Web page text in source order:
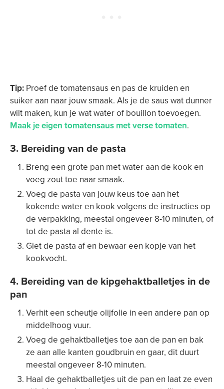
Tip: Proef de tomatensaus en pas de kruiden en
suiker aan naar jouw smaak. Als je de saus wat dunner
wilt maken, kun je wat water of bouillon toevoegen.
Maak je eigen tomatensaus met verse tomaten.
3. Bereiding van de pasta
Breng een grote pan met water aan de kook en
voeg zout toe naar smaak.
Voeg de pasta van jouw keus toe aan het
kokende water en kook volgens de instructies op
de verpakking, meestal ongeveer 8-10 minuten, of
tot de pasta al dente is.
Giet de pasta af en bewaar een kopje van het
kookvocht.
4. Bereiding van de kipgehaktballetjes in de
pan
Verhit een scheutje olijfolie in een andere pan op
middelhoog vuur.
Voeg de gehaktballetjes toe aan de pan en bak
ze aan alle kanten goudbruin en gaar, dit duurt
meestal ongeveer 8-10 minuten.
Haal de gehaktballetjes uit de pan en laat ze even